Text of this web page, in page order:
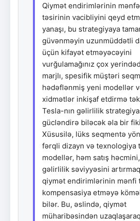
Qiymət endirimlərinin
təsirinin vacibliyini qeyd
yanaşı, bu strategiyaya
güvənməyin uzunmüddətli
üçün kifayət etməyəcəyini
vurğulamağınız çox
marjlı, spesifik müştəri
hədəflənmiş yeni modellər
xidmətlər inkişaf etdirmə
Tesla-nın gəlirlilik
gücləndirə biləcək əla bir
Xüsusilə, lüks seqmentə
fərqli dizayn və texnologiya
modellər, həm satış
gəlirlilik səviyyəsini
qiymət endirimlərinin mənfi
kompensasiya etməyə
bilər. Bu, əslində, qiymət
müharibəsindən